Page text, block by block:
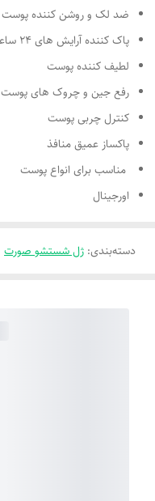
ضد لک و روشن کننده پوست
پاک کننده آرایش های 24 ساعته
لطیف کننده پوست
رفع جین و چروک های پوست
کنترل چربی پوست
پاکساز عمیق منافذ
مناسب برای انواع پوست
اورجینال
دسته‌بندی: ژل شستشو صورت